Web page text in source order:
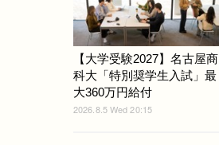
【大学受験2027】名古屋商
科大「特別奨学生入試」最
大360万円給付
2026.8.5 Wed 20:15